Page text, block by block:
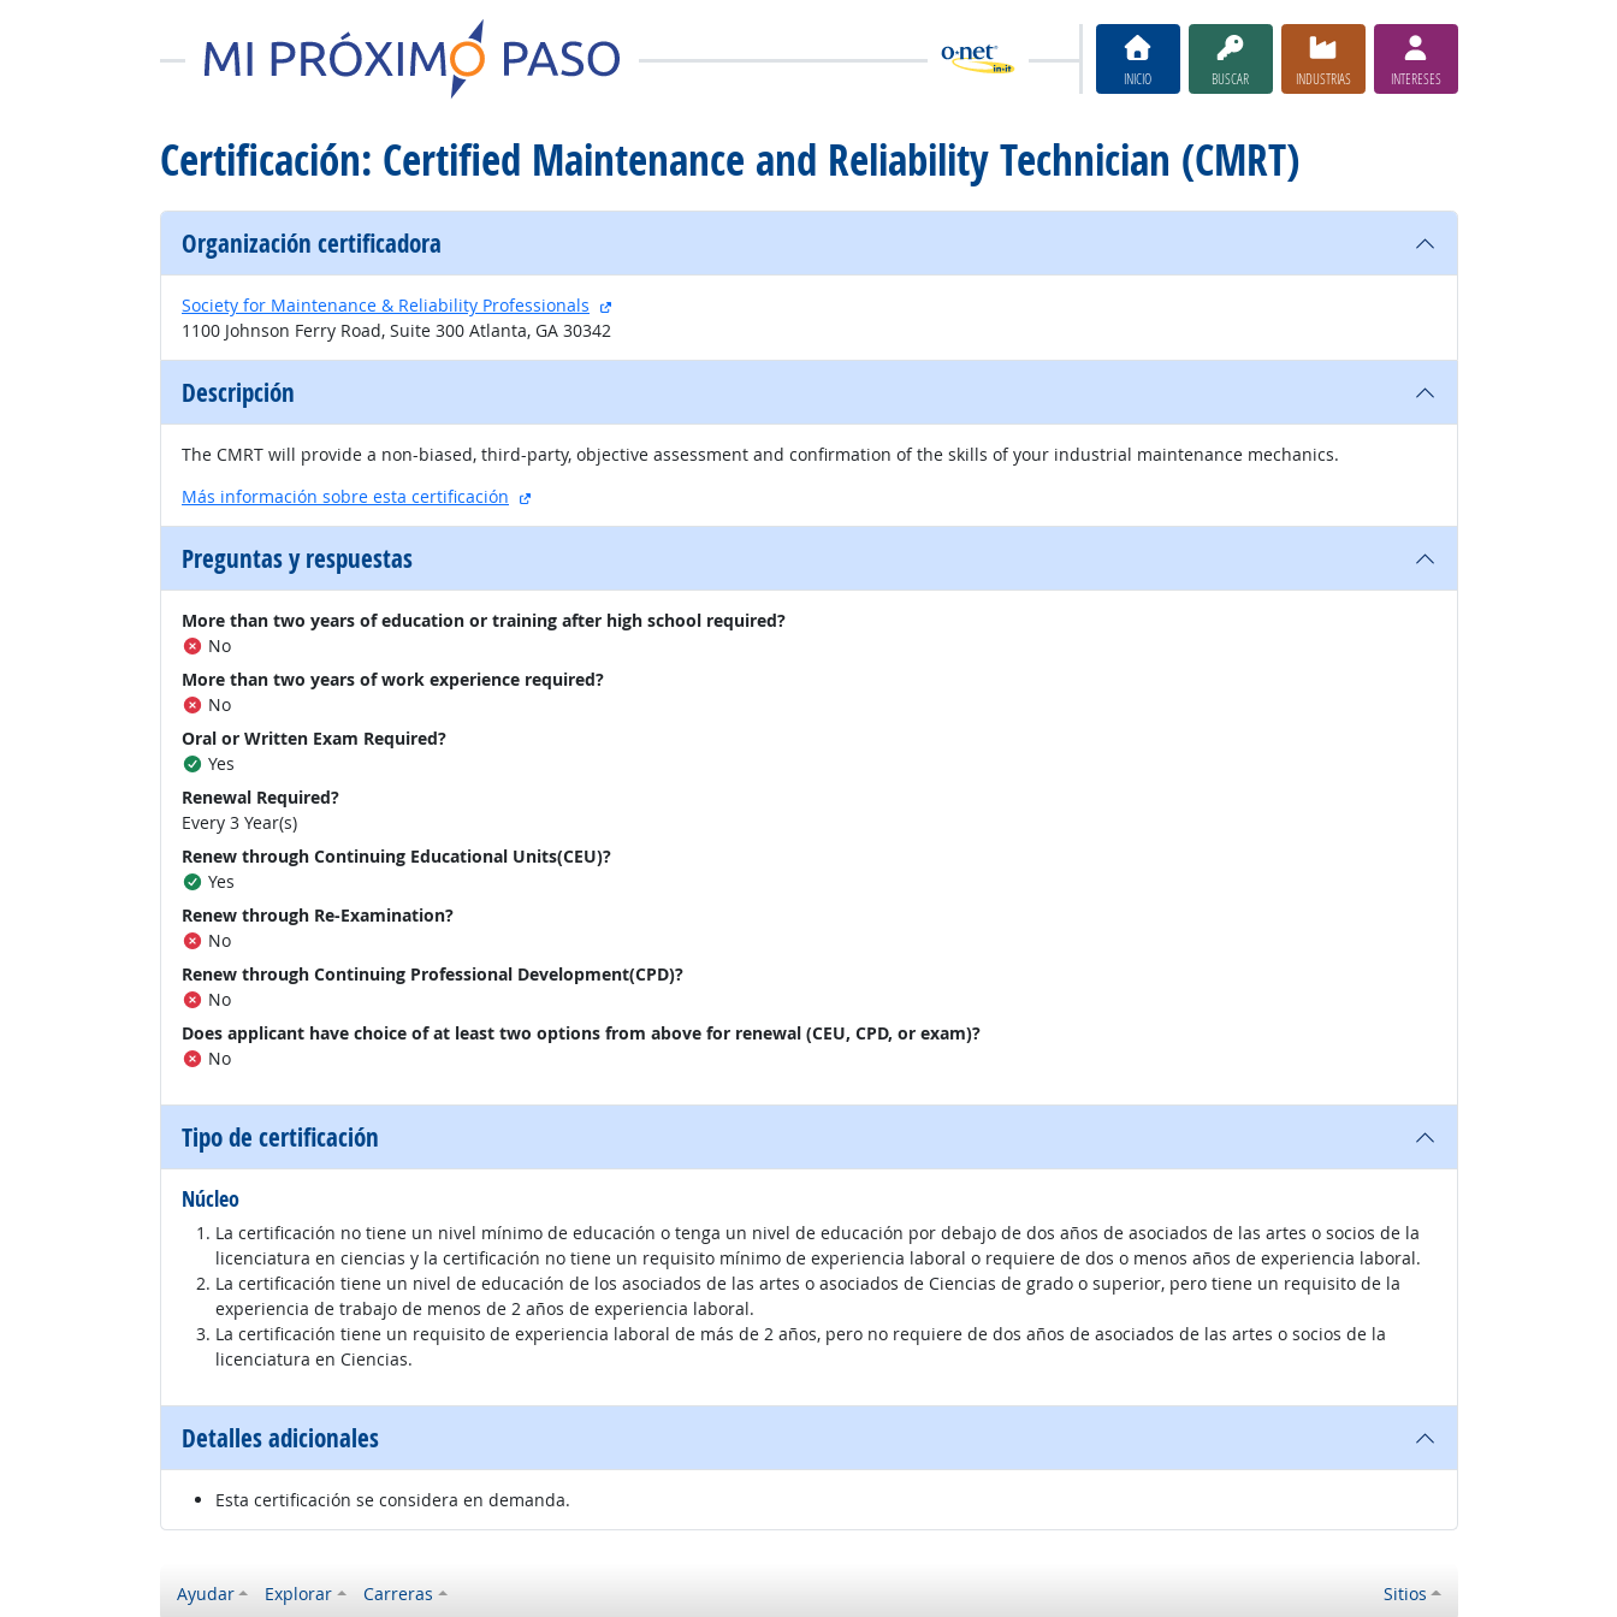
INICIO BUSCAR INDUSTRIAS INTERESES
Certificación: Certified Maintenance and Reliability Technician (CMRT)
Organización certificadora
Society for Maintenance & Reliability Professionals
sitio externo
1100 Johnson Ferry Road, Suite 300 Atlanta, GA 30342
Descripción
The CMRT will provide a non-biased, third-party, objective assessment and confirmation of the skills of your industrial maintenance mechanics.
Más información sobre esta certificación
sitio externo
Preguntas y respuestas
More than two years of education or training after high school required?
No
More than two years of work experience required?
No
Oral or Written Exam Required?
Yes
Renewal Required?
Every 3 Year(s)
Renew through Continuing Educational Units(CEU)?
Yes
Renew through Re-Examination?
No
Renew through Continuing Professional Development(CPD)?
No
Does applicant have choice of at least two options from above for renewal (CEU, CPD, or exam)?
No
Tipo de certificación
Núcleo
La certificación no tiene un nivel mínimo de educación o tenga un nivel de educación por debajo de dos años de asociados de las artes o socios de la
licenciatura en ciencias y la certificación no tiene un requisito mínimo de experiencia laboral o requiere de dos o menos años de experiencia laboral.
La certificación tiene un nivel de educación de los asociados de las artes o asociados de Ciencias de grado o superior, pero tiene un requisito de la
experiencia de trabajo de menos de 2 años de experiencia laboral.
La certificación tiene un requisito de experiencia laboral de más de 2 años, pero no requiere de dos años de asociados de las artes o socios de la
licenciatura en Ciencias.
Detalles adicionales
Esta certificación se considera en demanda.
Ayudar Explorar Carreras Sitios